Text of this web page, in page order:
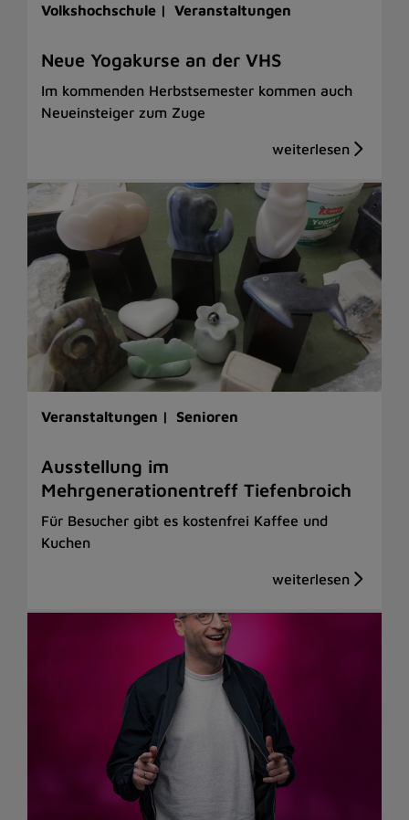
Volkshochschule | Veranstaltungen
Neue Yogakurse an der VHS
Im kommenden Herbstsemester kommen auch
Neueinsteiger zum Zuge
Veranstaltungen | Senioren
Ausstellung im
Mehrgenerationentreff Tiefenbroich
Für Besucher gibt es kostenfrei Kaffee und
Kuchen